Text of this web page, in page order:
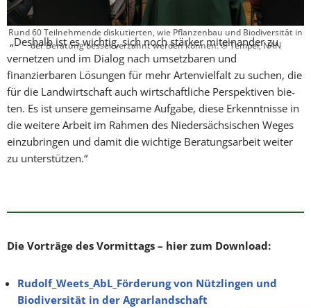
Rund 60 Teilnehmende diskutierten, wie Pflanzenbau und Biodiversität in
der Beratung besser verzahnt werden können. © Tempel, NAN
„Deshalb ist es wichtig, sich noch stärker mit­einander zu
vernetzen und im Dialog nach umsetzbaren und
finanzierbaren Lösungen für mehr Artenvielfalt zu suchen, die
für die Landwirtschaft auch wirtschaftliche Perspektiven bie­
ten. Es ist unsere gemeinsame Aufgabe, diese Erkenntnisse in
die weitere Arbeit im Rah­men des Niedersächsischen Weges
einzubringen und damit die wichtige Beratungsarbeit weiter
zu unterstützen.“
Die Vorträge des Vormittags – hier zum Download:
Rudolf_Weets_AbL_Förderung von Nützlingen und
Biodiversität in der Agrarlandschaft